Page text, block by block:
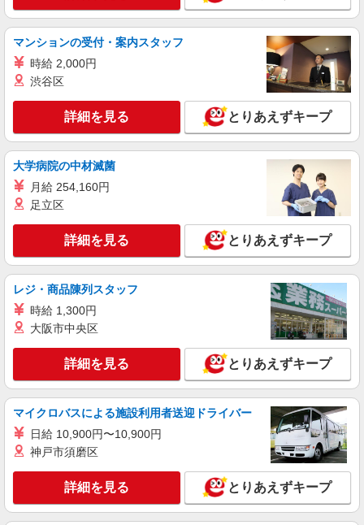
株式会社kotrio /●TC-H-1885204
京王多摩センター駅◎負担少なめの障がい者支
援員★見守りなど
時給1600円〜2250円 ＜日払い有/週払い有/交
多摩市
キープ 詳細を見る
職業紹介
株式会社kotrio /●YK-S-2097913
介護職の正社員で夜勤一切ナシ！デイサービス
★京王多摩センター駅
【正社員】月給240,000〜400,000円 ・基本
給：200,000円〜220,000円 ・資格手当：10,000〜
30,000円 ・役職手当：10,000〜70,000円 ・処遇改
善手当：20,000〜60,000円（勤続年数、保有資格
により変動） ・固定残業手当：20,000円（10時
間） ※固定残業時間を超過する場合には超過勤務
手当として別途支給 ・夜勤手当：10,000円/1回
（上記給与とは別に支給） 下記資格をお持ちの方
歓迎 ・認知症介護基礎研修 ・初任者研修 ・実務
者研修 ・介護福祉士 など
東京都多摩市
キープ 詳細を見る
職業紹介
株式会社kotrio /●YK-S-1869766
シニアマンション▼安否確認や生活補助がメイ
ン
時給1550円〜2312円 ＜交通費全支給(ガソリ
ン代含む)＞
キープ 詳細を見る
マンションの受付・案内スタッフ
時給 2,000円
渋谷区
詳細を見る とりあえずキープ
大学病院の中材滅菌
月給 254,160円
足立区
詳細を見る とりあえずキープ
レジ・商品陳列スタッフ
時給 1,300円
大阪市中央区
詳細を見る とりあえずキープ
マイクロバスによる施設利用者送迎ドライバー
日給 10,900円〜10,900円
神戸市須磨区
詳細を見る とりあえずキープ